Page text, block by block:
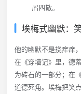
屑四散。
埃梅式幽默：
他的幽默不是挠痒痒
在《穿墙记》里，德
为砖石的一部分；在
道德死角。埃梅把笑